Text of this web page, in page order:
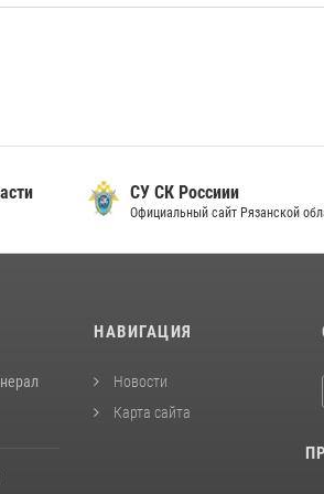
СУ СК Россиии
Официальный сайт Рязанской
НАВИГАЦИЯ
Новости
Карта сайта